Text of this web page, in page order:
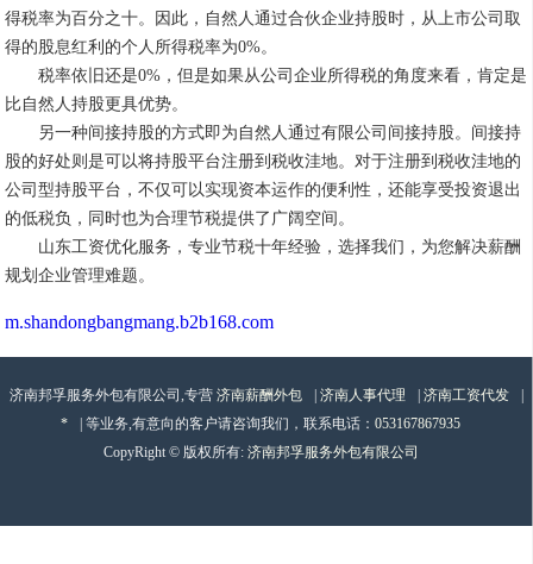
得税率为百分之十。因此，自然人通过合伙企业持股时，从上市公司取
得的股息红利的个人所得税率为0%。
税率依旧还是0%，但是如果从公司企业所得税的角度来看，肯定是
比自然人持股更具优势。
另一种间接持股的方式即为自然人通过有限公司间接持股。间接持
股的好处则是可以将持股平台注册到税收洼地。对于注册到税收洼地的
公司型持股平台，不仅可以实现资本运作的便利性，还能享受投资退出
的低税负，同时也为合理节税提供了广阔空间。
山东工资优化服务，专业节税十年经验，选择我们，为您解决薪酬
规划企业管理难题。
m.shandongbangmang.b2b168.com
济南邦孚服务外包有限公司,专营 济南薪酬外包 | 济南人事代理 | 济南工资代发
|
*
| 等业务,有意向的客户请咨询我们，联系电话： 053167867935
CopyRight © 版权所有: 济南邦孚服务外包有限公司